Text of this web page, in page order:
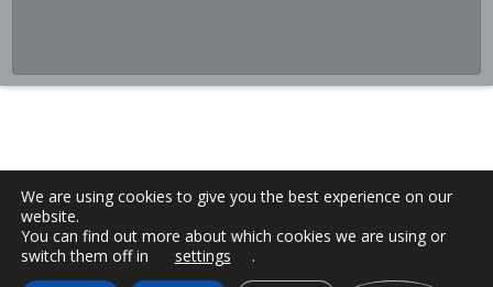
We are using cookies to give you the best experience on our
website.
You can find out more about which cookies we are using or
switch them off in
settings
.